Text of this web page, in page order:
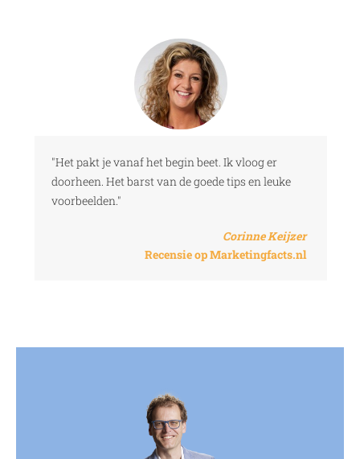
"Het pakt je vanaf het begin beet. Ik vloog er
doorheen. Het barst van de goede tips en leuke
voorbeelden."
Corinne Keijzer
Recensie op Marketingfacts.nl